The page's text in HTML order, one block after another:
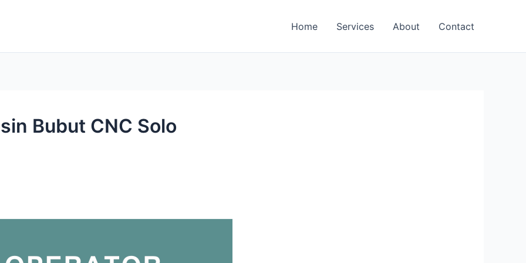
Home Services About Contact
Bubut CNC Solo